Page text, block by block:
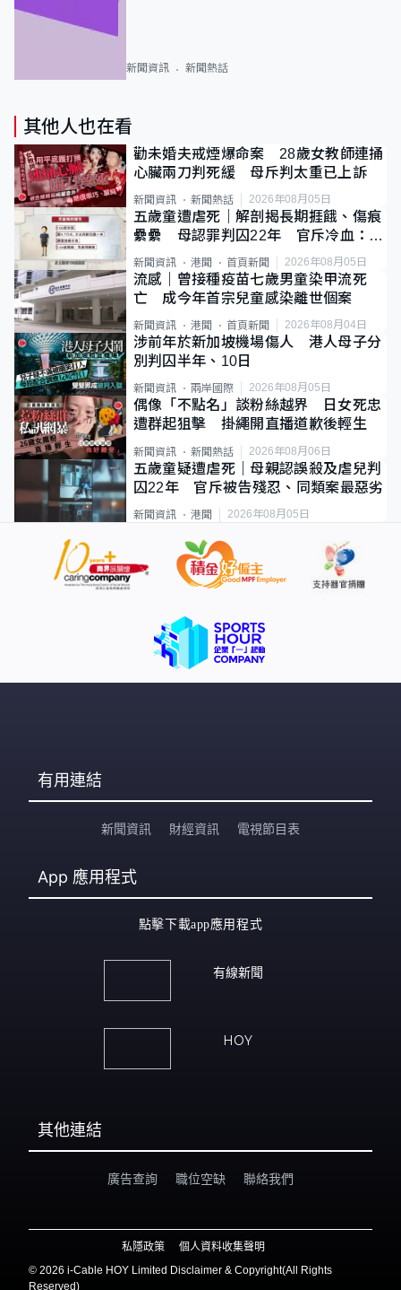
新聞資訊 新聞熱話
其他人也在看
勸未婚夫戒煙爆命案 28歲女教師連捅
心臟兩刀判死緩 母斥判太重已上訴
新聞資訊 新聞熱話 2026年08月05日
五歲童遭虐死｜解剖揭長期捱餓、傷痕
纍纍 母認罪判囚22年 官斥冷血：同
類案最惡劣
新聞資訊 港聞 首頁新聞 2026年08月05日
流感｜曾接種疫苗七歲男童染甲流死
亡 成今年首宗兒童感染離世個案
新聞資訊 港聞 首頁新聞 2026年08月04日
涉前年於新加坡機場傷人 港人母子分
別判囚半年、10日
新聞資訊 兩岸國際 2026年08月05日
偶像「不點名」談粉絲越界 日女死忠
遭群起狙擊 掛繩開直播道歉後輕生
新聞資訊 新聞熱話 2026年08月06日
五歲童疑遭虐死｜母親認誤殺及虐兒判
囚22年 官斥被告殘忍、同類案最惡劣
新聞資訊 港聞 2026年08月05日
有用連結
新聞資訊 財經資訊 電視節目表
App 應用程式
點擊下載app應用程式
有線新聞
HOY
其他連結
廣告查詢 職位空缺 聯絡我們
私隱政策
個人資料收集聲明
© 2026 i-Cable HOY Limited Disclaimer & Copyright(All Rights
Reserved)